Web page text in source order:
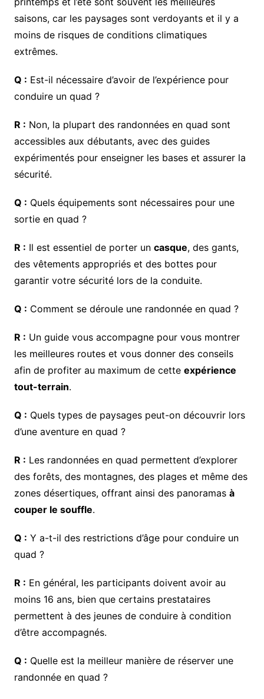
saisons, car les paysages sont verdoyants et il y a
moins de risques de conditions climatiques
extrêmes.
Q : Est-il nécessaire d’avoir de l’expérience pour
conduire un quad ?
R : Non, la plupart des randonnées en quad sont
accessibles aux débutants, avec des guides
expérimentés pour enseigner les bases et assurer la
sécurité.
Q : Quels équipements sont nécessaires pour une
sortie en quad ?
R : Il est essentiel de porter un casque, des gants,
des vêtements appropriés et des bottes pour
garantir votre sécurité lors de la conduite.
Q : Comment se déroule une randonnée en quad ?
R : Un guide vous accompagne pour vous montrer
les meilleures routes et vous donner des conseils
afin de profiter au maximum de cette expérience
tout-terrain.
Q : Quels types de paysages peut-on découvrir lors
d’une aventure en quad ?
R : Les randonnées en quad permettent d’explorer
des forêts, des montagnes, des plages et même des
zones désertiques, offrant ainsi des panoramas à
couper le souffle.
Q : Y a-t-il des restrictions d’âge pour conduire un
quad ?
R : En général, les participants doivent avoir au
moins 16 ans, bien que certains prestataires
permettent à des jeunes de conduire à condition
d’être accompagnés.
Q : Quelle est la meilleur manière de réserver une
randonnée en quad ?